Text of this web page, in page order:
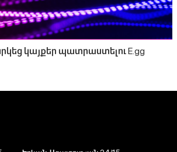
կայքեր պատրաստելու E.gg